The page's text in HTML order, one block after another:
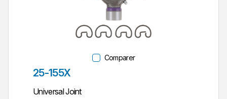
Comparer
Réf. pièce
25-155X
Universal Joint